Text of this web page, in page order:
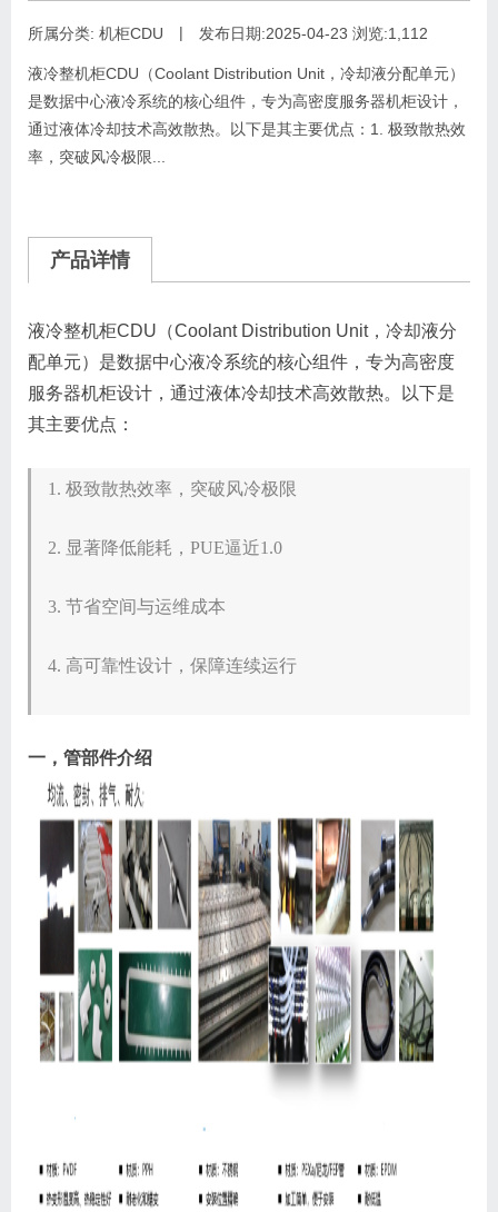
所属分类: 机柜CDU | 发布日期:2025-04-23 浏览:1,112
液冷整机柜CDU（Coolant Distribution Unit，冷却液分配单元）
是数据中心液冷系统的核心组件，专为高密度服务器机柜设计，
通过液体冷却技术高效散热。以下是其主要优点： ​​1. 极致散热效
率，突破风冷极限​​ ...
产品详情
液冷整机柜CDU（Coolant Distribution Unit，冷却液分
配单元）是数据中心液冷系统的核心组件，专为高密度
服务器机柜设计，通过液体冷却技术高效散热。以下是
其主要优点：
​​1. 极致散热效率，突破风冷极限​​
​​2. 显著降低能耗，PUE逼近1.0
​​3. 节省空间与运维成本​​
​​4. 高可靠性设计，保障连续运行​​
一，管部件介绍